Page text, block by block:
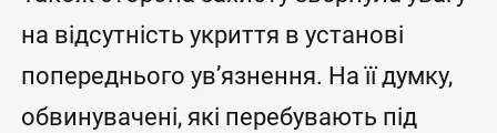
на відсутність укриття в установі
попереднього ув’язнення. На її думку,
обвинувачені, які перебувають під